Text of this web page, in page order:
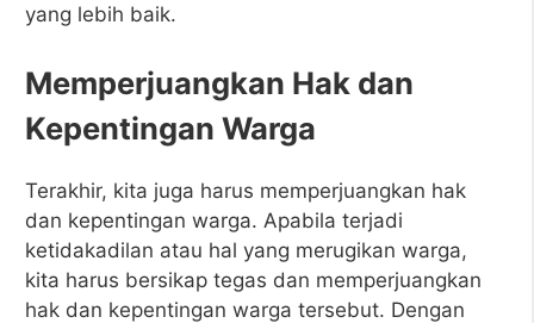
yang lebih baik.
Memperjuangkan Hak dan
Kepentingan Warga
Terakhir, kita juga harus memperjuangkan hak
dan kepentingan warga. Apabila terjadi
ketidakadilan atau hal yang merugikan warga,
kita harus bersikap tegas dan memperjuangkan
hak dan kepentingan warga tersebut. Dengan